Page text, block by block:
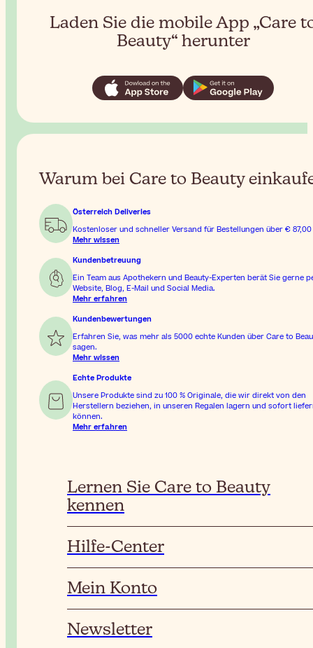
Laden Sie die mobile App „Care
Beauty“ herunter
Warum bei Care to Beauty
Österreich Deliveries
Kostenloser und schneller Versand für Bestellungen über € 87,00
Mehr wissen
Kundenbetreuung
Ein Team aus Apothekern und Beauty-Experten berät Sie gerne
Website, Blog, E-Mail und Social Media.
Mehr erfahren
Kundenbewertungen
Erfahren Sie, was mehr als 5000 echte Kunden über Care to
sagen.
Mehr wissen
Echte Produkte
Unsere Produkte sind zu 100 % Originale, die wir direkt von den
Herstellern beziehen, in unseren Regalen lagern und sofort
können.
Mehr erfahren
Lernen Sie Care to Beauty
kennen
Hilfe-Center
Mein Konto
Newsletter